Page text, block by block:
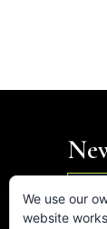
We use our
website